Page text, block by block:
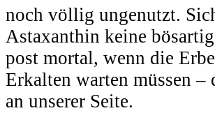
noch völlig ungenutzt.
Astaxanthin keine
post mortal, wenn die
Erkalten warten müssen ‒
an unserer Seite.